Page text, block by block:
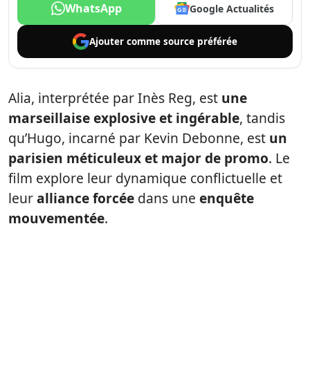
WhatsApp Google Actualités
Ajouter comme source préférée
Alia, interprétée par Inès Reg, est une
marseillaise explosive et ingérable, tandis
qu’Hugo, incarné par Kevin Debonne, est un
parisien méticuleux et major de promo. Le
film explore leur dynamique conflictuelle et
leuralliance forcée dans une enquête
mouvementée.